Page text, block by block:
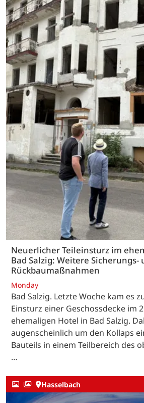
Neuerlicher Teileinsturz im
Bad Salzig: Weitere Sicherungs-
Rückbaumaßnahmen
Monday
Bad Salzig. Letzte Woche kam es
Einsturz einer Geschossdecke im
ehemaligen Hotel in Bad Salzig.
augenscheinlich um den Kollaps
Bauteils in einem Teilbereich des
…
Hasselbach